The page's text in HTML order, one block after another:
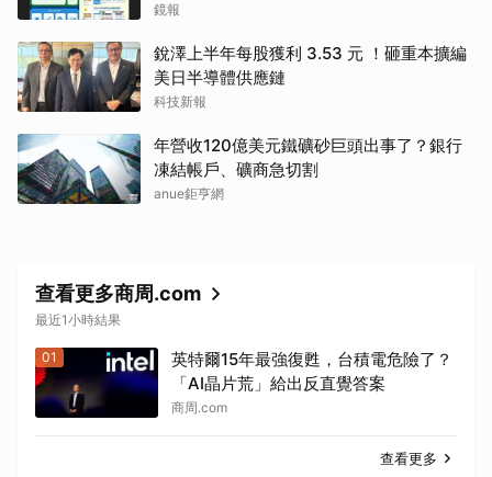
鏡報
銳澤上半年每股獲利 3.53 元 ！砸重本擴編
美日半導體供應鏈
科技新報
年營收120億美元鐵礦砂巨頭出事了？銀行
凍結帳戶、礦商急切割
anue鉅亨網
查看更多商周.com
最近1小時結果
01
英特爾15年最強復甦，台積電危險了？
「AI晶片荒」給出反直覺答案
商周.com
查看更多